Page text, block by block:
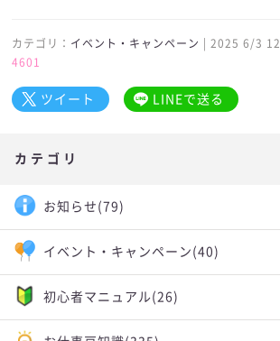
カテゴリ： イベント・キャンペーン
| 2025 6/3
4601
ツイート LINEで送る
カテゴリ
お知らせ (79)
イベント・キャンペーン (40)
初心者マニュアル(26)